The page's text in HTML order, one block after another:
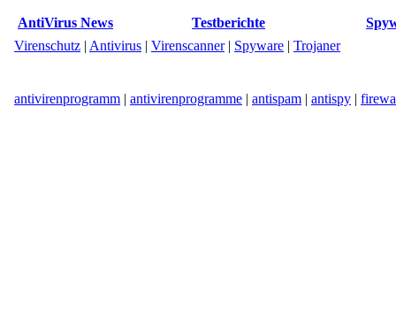
AntiVirus News Testberichte
Virenschutz | Antivirus | Virenscanner| Spyware | Trojaner
antivirenprogramm | antivirenprogramme | antispam | antispy |